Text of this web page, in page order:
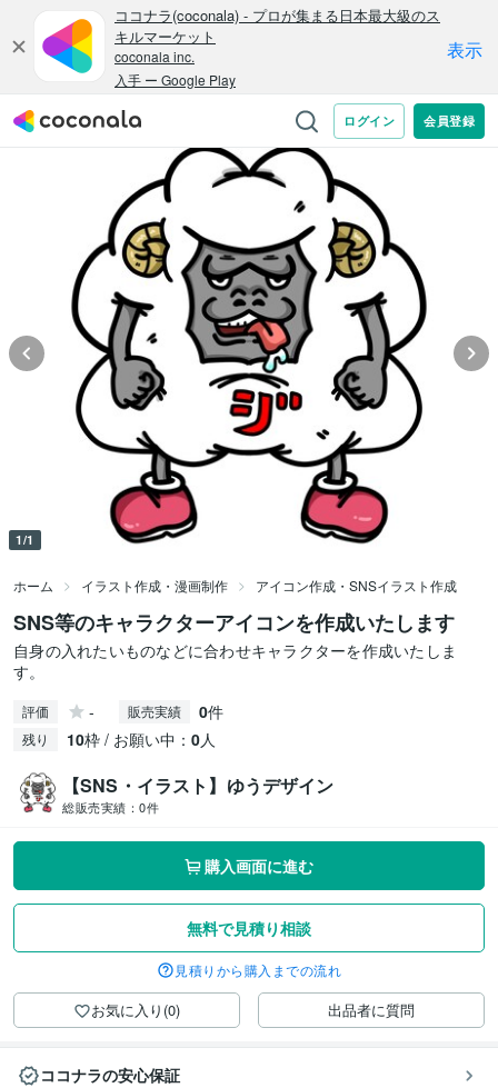
1/1
ホーム イラスト作成・漫画制作 アイコン作成・SNSイラスト作成
SNS等のキャラクターアイコンを作成いたします
自身の入れたいものなどに合わせキャラクターを作成いたしま
す。
評価 - 販売実績 0件
残り 10枠 / お願い中： 0人
【SNS・イラスト】ゆうデザイン
総販売実績： 0件
購入画面に進む
無料で見積り相談
見積りから購入までの流れ
お気に入り(0) 出品者に質問
ココナラの安心保証